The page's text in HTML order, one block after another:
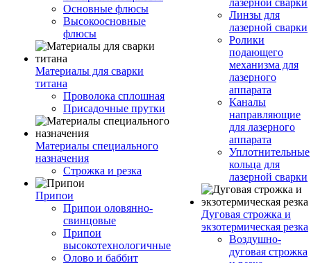
Основные флюсы
Высокоосновные
флюсы
Материалы для сварки
титана
Проволока сплошная
Присадочные прутки
Материалы специального
назначения
Строжка и резка
Припои
Припои оловянно-
свинцовые
Припои
высокотехнологичные
Олово и баббит
лазерной сварки
Линзы для
лазерной сварки
Ролики
подающего
механизма для
лазерного
аппарата
Каналы
направляющие
для лазерного
аппарата
Уплотнительные
кольца для
лазерной сварки
Дуговая строжка и
экзотермическая резка
Воздушно-
дуговая строжка